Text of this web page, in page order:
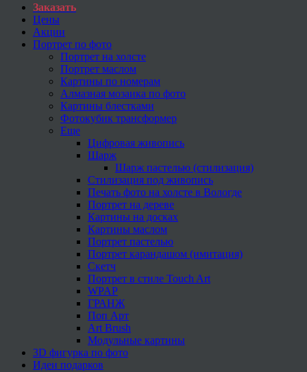
Заказать
Цены
Акции
Портрет по фото
Портрет на холсте
Портрет маслом
Картины по номерам
Алмазная мозаика по фото
Картины блестками
Фотокубик трансформер
Еще
Цифровая живопись
Шарж
Шарж пастелью (стилизация)
Стилизация под живопись
Печать фото на холсте в Вологде
Портрет на дереве
Картины на досках
Картины маслом
Портрет пастелью
Портрет карандашом (имитация)
Скетч
Портрет в стиле Touch Art
WPAP
ГРАНЖ
Поп Арт
Art Brush
Модульные картины
3D фигурка по фото
Идеи подарков